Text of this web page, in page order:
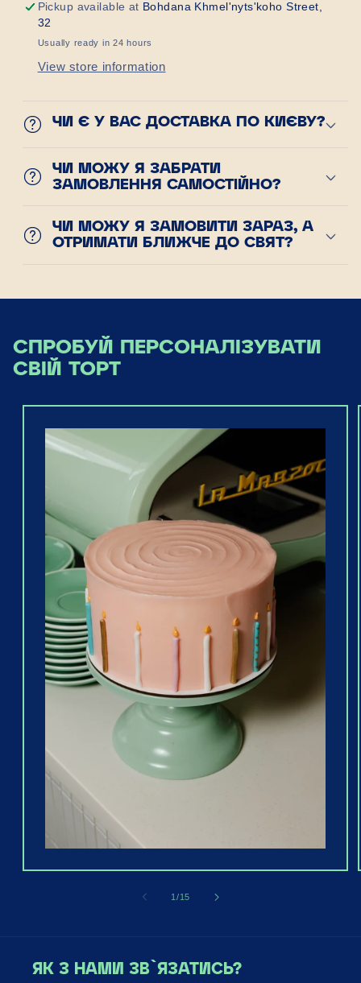
Pickup available at Bohdana Khmel'nyts'koho Street,
32
Usually ready in 24 hours
View store information
ЧИ Є У ВАС ДОСТАВКА ПО КИЄВУ?
ЧИ МОЖУ Я ЗАБРАТИ
ЗАМОВЛЕННЯ САМОСТІЙНО?
ЧИ МОЖУ Я ЗАМОВИТИ ЗАРАЗ, А
ОТРИМАТИ БЛИЖЧЕ ДО СВЯТ?
СПРОБУЙ ПЕРСОНАЛІЗУВАТИ
СВІЙ ТОРТ
1 /of
15
ЯК З НАМИ ЗВ`ЯЗАТИСЬ?